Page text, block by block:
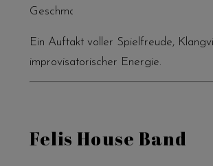
Geschmack.
Ein Auftakt voller Spielfreude,
improvisatorischer Energie.
Felis House Band